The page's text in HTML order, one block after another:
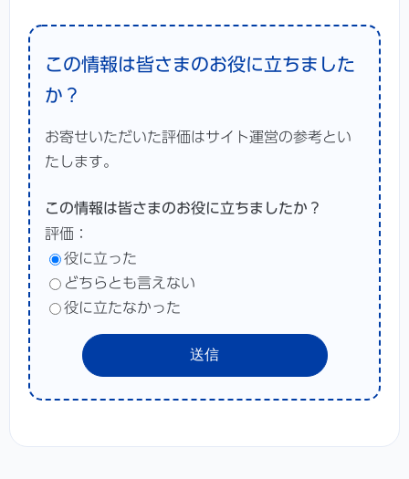
この情報は皆さまのお役に立ちました
か？
お寄せいただいた評価はサイト運営の参考とい
たします。
この情報は皆さまのお役に立ちましたか？
評価：
役に立った
どちらとも言えない
役に立たなかった